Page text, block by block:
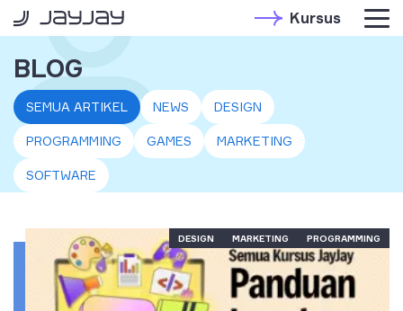
Kursus
BLOG
SEMUA ARTIKEL NEWS DESIGN
PROGRAMMING GAMES MARKETING
SOFTWARE
DESIGN MARKETING PROGRAMMING